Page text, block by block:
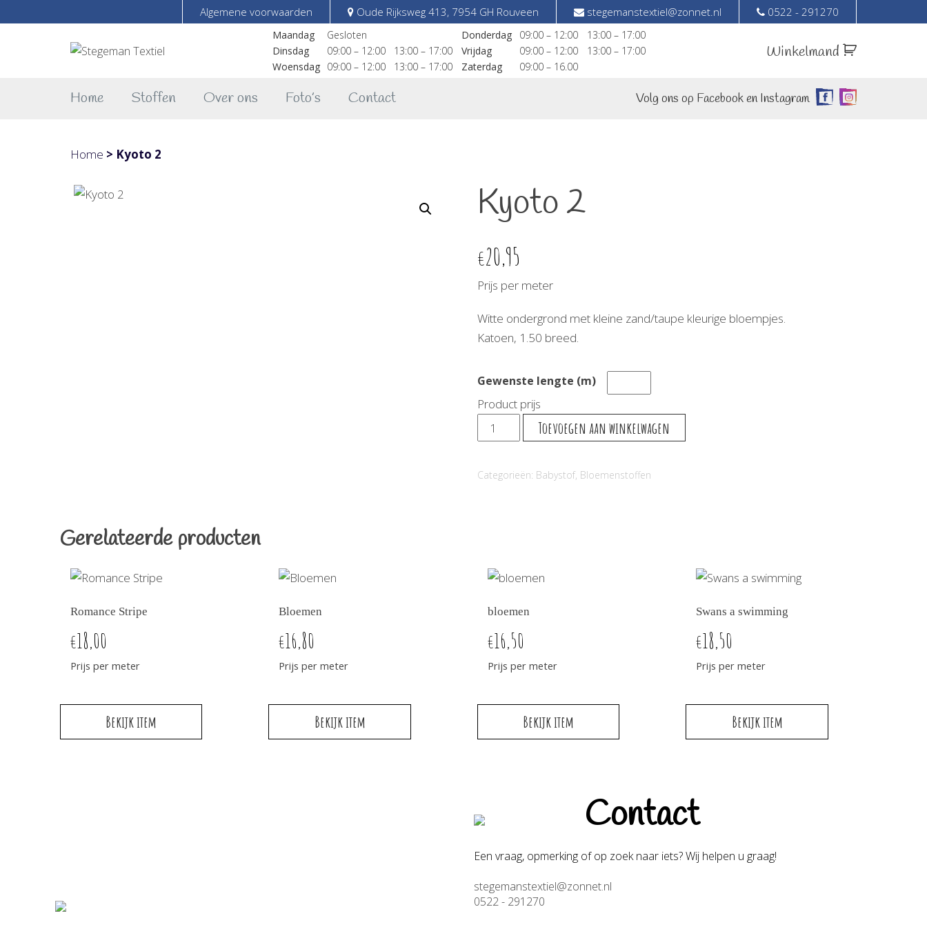
0522 - 291270
stegemanstextiel@zonnet.nl
Oude Rijksweg 413, 7954 GH Rouveen
Algemene voorwaarden
Maandag Gesloten Donderdag 09:00 – 12:00
13:00 – 17:00
Dinsdag
09:00 – 12:00 13:00 – 17:00 Vrijdag 09:00 – 12:00
13:00 – 17:00
Woensdag
09:00 – 12:00 13:00 – 17:00 Zaterdag 09:00 – 16.00
Winkelmand
Home Stoffen Over ons Foto’s Contact Volg ons op Facebook en Instagram
Home > Kyoto 2
Kyoto 2
€20,95
Prijs per meter
Witte ondergrond met kleine zand/taupe kleurige bloempjes.
Katoen, 1.50 breed.
Gewenste lengte (m)
Product prijs
Kyoto
2
Toevoegen aan winkelwagen
Categorieën: Babystof, Bloemenstoffen
Gerelateerde producten
Romance Stripe
€18,00
Prijs per meter
Bekijk item
Bloemen
€16,80
Prijs per meter
Bekijk item
bloemen
€16,50
Prijs per meter
Bekijk item
Swans a swimming
€18,50
Prijs per meter
Bekijk item
Contact
Een vraag, opmerking of op zoek naar iets? Wij helpen u graag!
stegemanstextiel@zonnet.nl
0522 - 291270